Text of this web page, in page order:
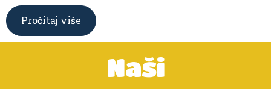
Pročitaj više
Naši